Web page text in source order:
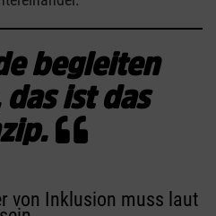
begleiten
das ist das
von Inklusion muss laut